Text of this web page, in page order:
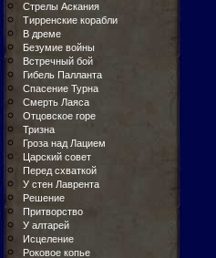
Стрелы Аскания
Тирренские корабли
В дреме
Безумие войны
Встречный бой
Гибель Палланта
Спасение Турна
Смерть Лаяса
Отцовское горе
Тризна
Гроза над Лацием
Царский совет
Перед схваткой
У стен Лаврента
Решение
Притворство
У алтарей
Исцеление
Роковое копье